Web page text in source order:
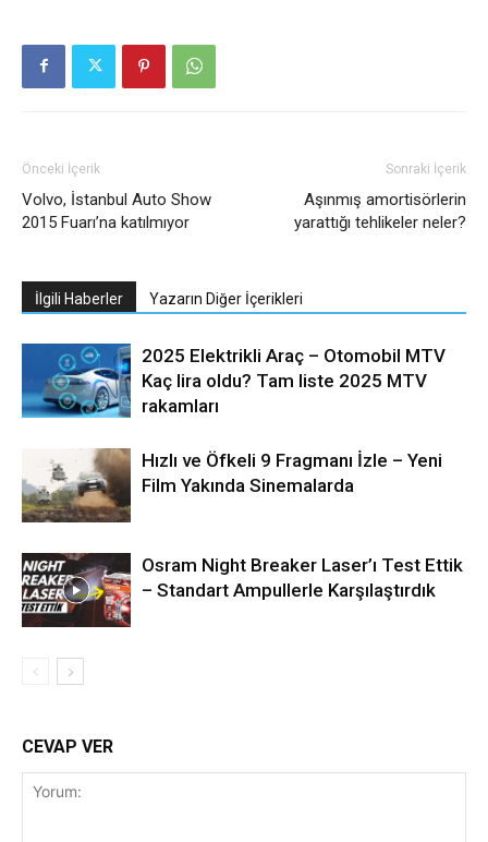
Önceki İçerik
Volvo, İstanbul Auto Show
2015 Fuarı’na katılmıyor
Sonraki İçerik
Aşınmış amortisörlerin
yarattığı tehlikeler neler?
İlgili Haberler Yazarın Diğer İçerikleri
2025 Elektrikli Araç – Otomobil MTV
Kaç lira oldu? Tam liste 2025 MTV
rakamları
Hızlı ve Öfkeli 9 Fragmanı İzle – Yeni
Film Yakında Sinemalarda
Osram Night Breaker Laser’ı Test Ettik
– Standart Ampullerle Karşılaştırdık
CEVAP VER